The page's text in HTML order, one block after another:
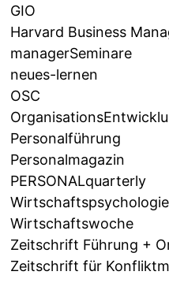
GIO
Harvard Business
managerSeminare
neues-lernen
OSC
Personalführung
Personalmagazin
PERSONALquarterly
Wirtschaftspsychologie
Wirtschaftswoche
Zeitschrift Führung +
Zeitschrift für